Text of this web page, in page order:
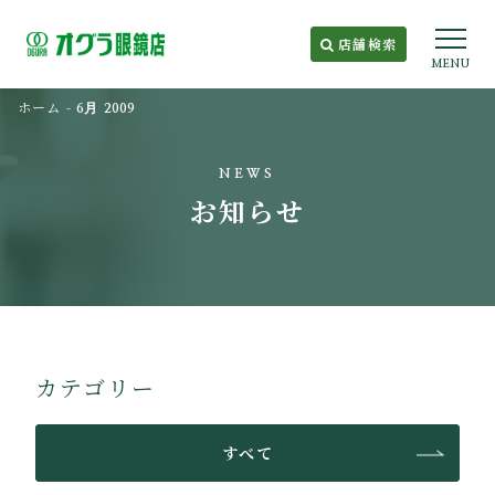
MENU
店舗検索
NEWS
お知らせ
ホーム -6月 2009
カテゴリー
すべて